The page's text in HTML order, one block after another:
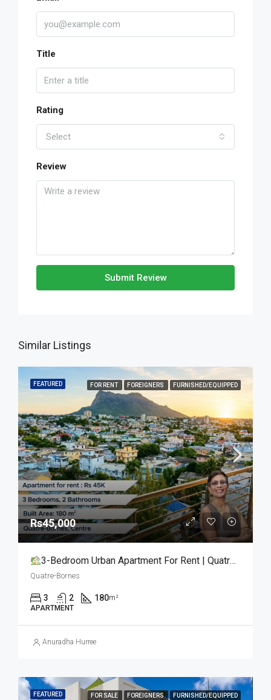
Title
Rating
Select
Review
Submit Review
Similar Listings
FEATURED FOR RENT FOREIGNERS FURNISHED/EQUIPPED
Rs45,000
3-Bedroom Urban Apartment For Rent | Quatre Bornes (Centre)
Quatre-Bornes
3 2 180m²
APARTMENT
Anuradha Hurree
FEATURED FOR SALE FOREIGNERS FURNISHED/EQUIPPED